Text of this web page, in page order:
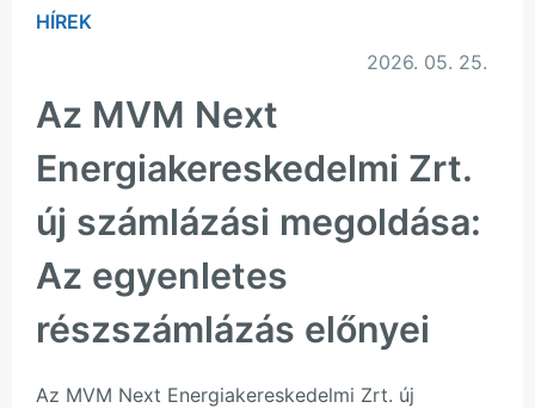
HÍREK
2026. 05. 25.
Az MVM Next
Energiakereskedelmi Zrt.
új számlázási megoldása:
Az egyenletes
részszámlázás előnyei
Az MVM Next Energiakereskedelmi Zrt. új